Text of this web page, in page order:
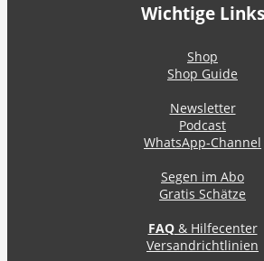
Wichtige Links
Shop
Shop Guide
Newsletter
Podcast
WhatsApp-Channel
Segen im Abo
Gratis Schätze
FAQ& Hilfecenter
Versandrichtlinien